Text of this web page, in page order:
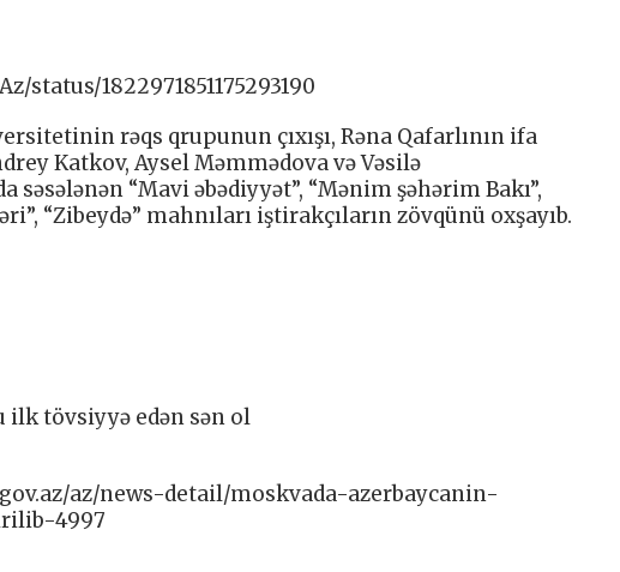
status/1822971851175293190
rəqs qrupunun çıxışı, Rəna Qafarlının ifa
Katkov, Aysel Məmmədova və Vəsilə
səsələnən “Mavi əbədiyyət”, “Mənim şəhərim Bakı”,
“Zibeydə” mahnıları iştirakçıların zövqünü oxşayıb.
ilk tövsiyyə edən sən ol
az/news-detail/moskvada-azerbaycanin-
4997